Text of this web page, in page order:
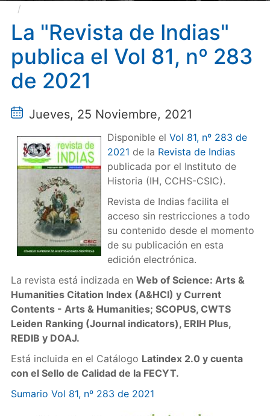
2021
La "Revista de Indias"
publica el Vol 81, nº 283
de 2021
Jueves, 25 Noviembre, 2021
Disponible el Vol 81, nº 283 de
2021 de la Revista de Indias
publicada por el Instituto de
Historia (IH, CCHS-CSIC).
Revista de Indias facilita el
acceso sin restricciones a todo
su contenido desde el momento
de su publicación en esta
edición electrónica.
La revista está indizada en Web of Science: Arts &
Humanities Citation Index (A&HCI) y Current
Contents - Arts & Humanities; SCOPUS, CWTS
Leiden Ranking (Journal indicators), ERIH Plus,
REDIB y DOAJ.
Está incluida en el Catálogo Latindex 2.0 y cuenta
con el Sello de Calidad de la FECYT.
Sumario Vol 81, nº 283 de 2021